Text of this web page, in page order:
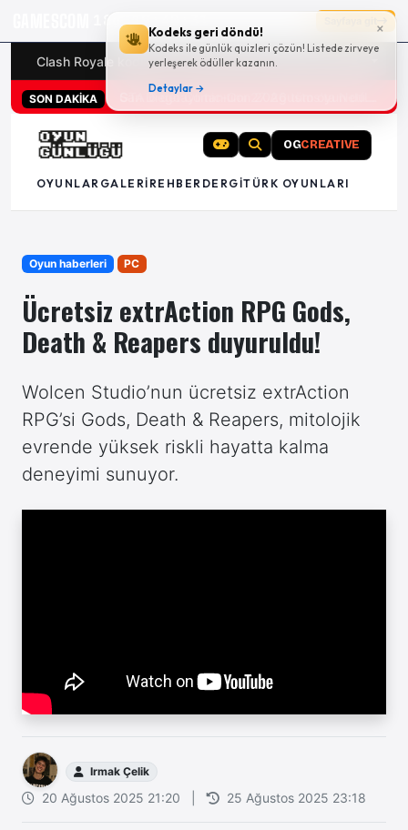
×
Kodeks geri döndü!
Kodeks ile günlük quizleri çözün! Listede zirveye
yerleşerek ödüller kazanın.
Detaylar →
18g 19:40:30
Clash Royale kodları Türk oyunları (PC ve konsollar) -
SON DAKİKA
OGCREATIVE
OYUNLAR GALERI REHBER DERGITÜRK OYUNLARI
Oyun haberleri PC
Ücretsiz extrAction RPG Gods,
Death & Reapers duyuruldu!
Wolcen Studio’nun ücretsiz extrAction
RPG’si Gods, Death & Reapers, mitolojik
evrende yüksek riskli hayatta kalma
deneyimi sunuyor.
Irmak Çelik
20 Ağustos 2025 21:20 25 Ağustos 2025 23:18